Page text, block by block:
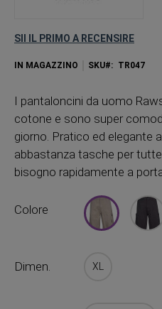
SII IL PRIMO A RECENSIRE
IN MAGAZZINO SKU TR047
I pantaloncini da uomo
cotone e sono super
giorno. Pratico ed elegante
abbastanza tasche per
bisogno rapidamente a
Colore
Dimen. XL